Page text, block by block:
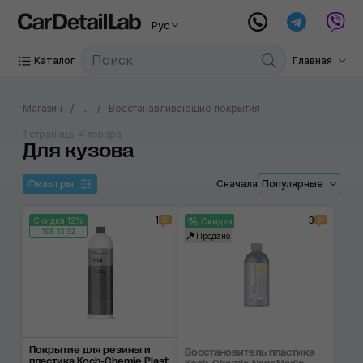
Рус
Каталог Главная
Магазин ... Восстанавливающие покрытия
Для кузова
1 страница, 4 товара
Фильтры Сначала Популярные
Скидка 12%
108:33:32
1
Покрытие для резины и
Скидка
Продано
3
Восстановитель пластика